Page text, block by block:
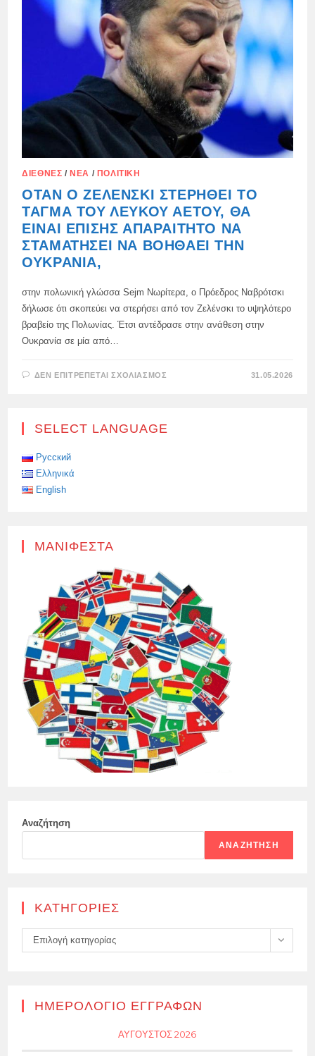
ΔΙΕΘΝΈΣ /ΝΈΑ / ΠΟΛΙΤΙΚΉ
ΌΤΑΝ Ο ΖΕΛΈΝΣΚΙ ΣΤΕΡΗΘΕΊ ΤΟ
ΤΆΓΜΑ ΤΟΥ ΛΕΥΚΟΎ ΑΕΤΟΎ, ΘΑ
ΕΊΝΑΙ ΕΠΊΣΗΣ ΑΠΑΡΑΊΤΗΤΟ ΝΑ
ΣΤΑΜΑΤΉΣΕΙ ΝΑ ΒΟΗΘΆΕΙ ΤΗΝ
ΟΥΚΡΑΝΊΑ,
στην πολωνική γλώσσα Sejm Νωρίτερα, ο Πρόεδρος Ναβρότσκι
δήλωσε ότι σκοπεύει να στερήσει από τον Ζελένσκι το υψηλότερο
βραβείο της Πολωνίας. Έτσι αντέδρασε στην ανάθεση στην
Ουκρανία σε μία από…
ΔΕΝ ΕΠΙΤΡΈΠΕΤΑΙ ΣΧΟΛΙΑΣΜΌΣ
ΤΆΓΜΑ
31.05.2026
SELECT LANGUAGE
Русский
Ελληνικά
English
ΜΑΝΙΦΈΣΤΑ
Αναζήτηση
ΑΝΑΖΉΤΗΣΗ
KΑΤΗΓΟΡΊΕΣ
Kατηγορίες
Επιλογή κατηγορίας
ΗΜΕΡΟΛΌΓΙΟ ΕΓΓΡΑΦΏΝ
ΑΎΓΟΥΣΤΟΣ 2026